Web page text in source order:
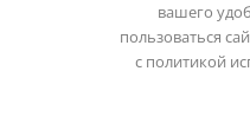
вашего
пользоваться
с политикой